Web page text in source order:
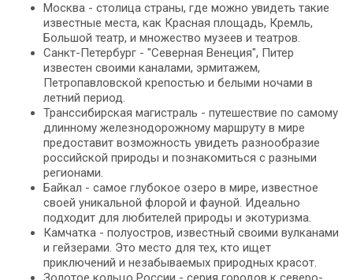
Москва - столица страны, где можно увидеть такие
известные места, как Красная площадь, Кремль,
Большой театр, и множество музеев и театров.
Санкт-Петербург - "Северная Венеция", Питер
известен своими каналами, эрмитажем,
Петропавловской крепостью и белыми ночами в
летний период.
Транссибирская магистраль - путешествие по самому
длинному железнодорожному маршруту в мире
предоставит возможность увидеть разнообразие
российской природы и познакомиться с разными
регионами.
Байкал - самое глубокое озеро в мире, известное
своей уникальной флорой и фауной. Идеально
подходит для любителей природы и экотуризма.
Камчатка - полуостров, известный своими вулканами
и гейзерами. Это место для тех, кто ищет
приключений и незабываемых природных красот.